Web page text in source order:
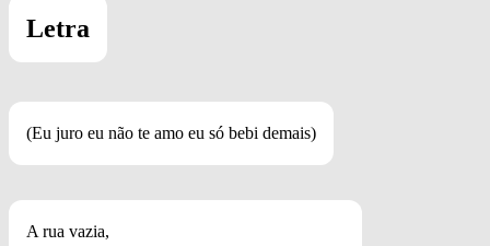
Letra
(Eu juro eu não te amo eu só bebi demais)
A rua vazia,